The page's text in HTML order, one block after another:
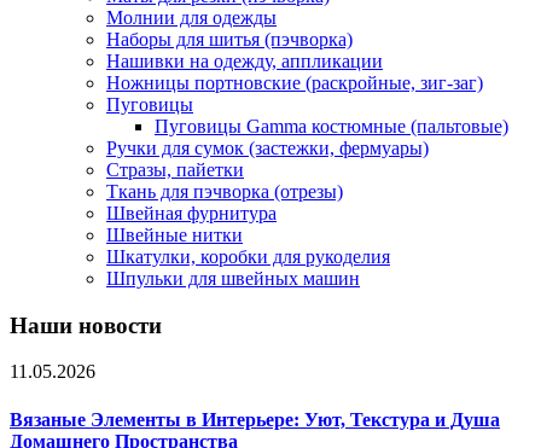
Молнии для одежды
Наборы для шитья (пэчворка)
Нашивки на одежду, аппликации
Ножницы портновские (раскройные, зиг-заг)
Пуговицы
Пуговицы Gamma костюмные (пальтовые)
Ручки для сумок (застежки, фермуары)
Стразы, пайетки
Ткань для пэчворка (отрезы)
Швейная фурнитура
Швейные нитки
Шкатулки, коробки для рукоделия
Шпульки для швейных машин
Наши новости
11.05.2026
Вязаные Элементы в Интерьере: Уют, Текстура и Душа
Домашнего Пространства